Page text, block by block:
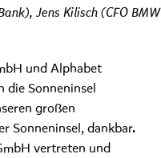
Jens Kilisch (CFO BMW
und Alphabet
die Sonneninsel
großen
Sonneninsel, dankbar.
vertreten und